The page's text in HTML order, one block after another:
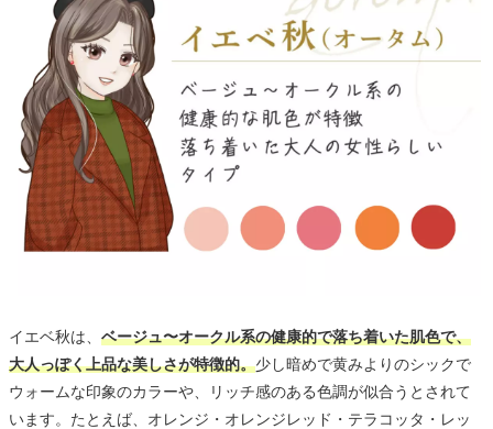
イエベ秋は、 ベージュ〜オークル系の健康的で落ち着いた肌色で、
大人っぽく上品な美しさが特徴的。少し暗めで黄みよりのシックで
ウォームな印象のカラーや、リッチ感のある色調が似合うとされて
います。たとえば、オレンジ・オレンジレッド・テラコッタ・レッ